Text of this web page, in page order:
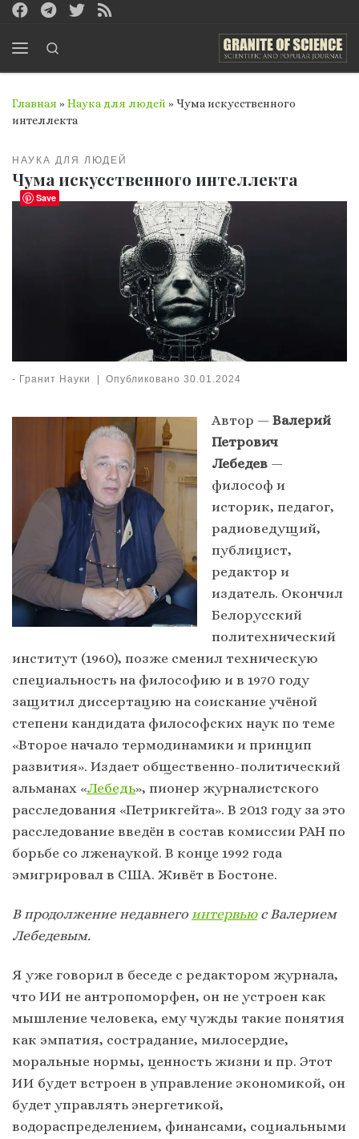
Перейти к содержимому
Главная » Наука для людей » Чума искусственного
интеллекта
НАУКА ДЛЯ ЛЮДЕЙ
Чума искусственного интеллекта
- Гранит Науки | Опубликовано30.01.2024
Автор — Валерий
Петрович
Лебедев—
философ и
историк, педагог,
радиоведущий,
публицист,
редактор и
издатель. Окончил
Белорусский
политехнический
институт (1960), позже сменил техническую
специальность на философию и в 1970 году
защитил диссертацию на соискание учёной
степени кандидата философских наук по теме
«Второе начало термодинамики и принцип
развития». Издает общественно-политический
альманах «Лебедь», пионер журналистского
расследования «Петрикгейта». В 2013 году за это
расследование введён в состав комиссии РАН по
борьбе со лженаукой. В конце 1992 года
эмигрировал в США. Живёт в Бостоне.
В продолжение недавнего интервьюс Валерием
Лебедевым.
Я уже говорил в беседе с редактором журнала,
что ИИ не антропоморфен, он не устроен как
мышление человека, ему чужды такие понятия
как эмпатия, сострадание, милосердие,
моральные нормы, ценность жизни и пр. Этот
ИИ будет встроен в управление экономикой, он
будет управлять энергетикой,
водораспределением, финансами, социальными
Save